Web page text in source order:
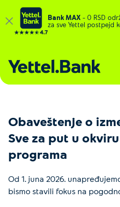
Bank MAX – 0 RSD
za sve Yettel postpejd
Obaveštenje o
Sve za put u
programa
Od 1. juna 2026.
bismo stavili fokus na